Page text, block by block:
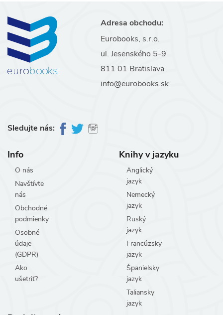
Adresa obchodu:
Eurobooks, s.r.o.
ul. Jesenského 5-9
811 01 Bratislava
info@eurobooks.sk
Sledujte nás:
Info
O nás
Navštívte
nás
Obchodné
podmienky
Osobné
údaje
(GDPR)
Ako
ušetriť?
Knihy v jazyku
Anglický
jazyk
Nemecký
jazyk
Ruský
jazyk
Francúzsky
jazyk
Španielsky
jazyk
Taliansky
jazyk